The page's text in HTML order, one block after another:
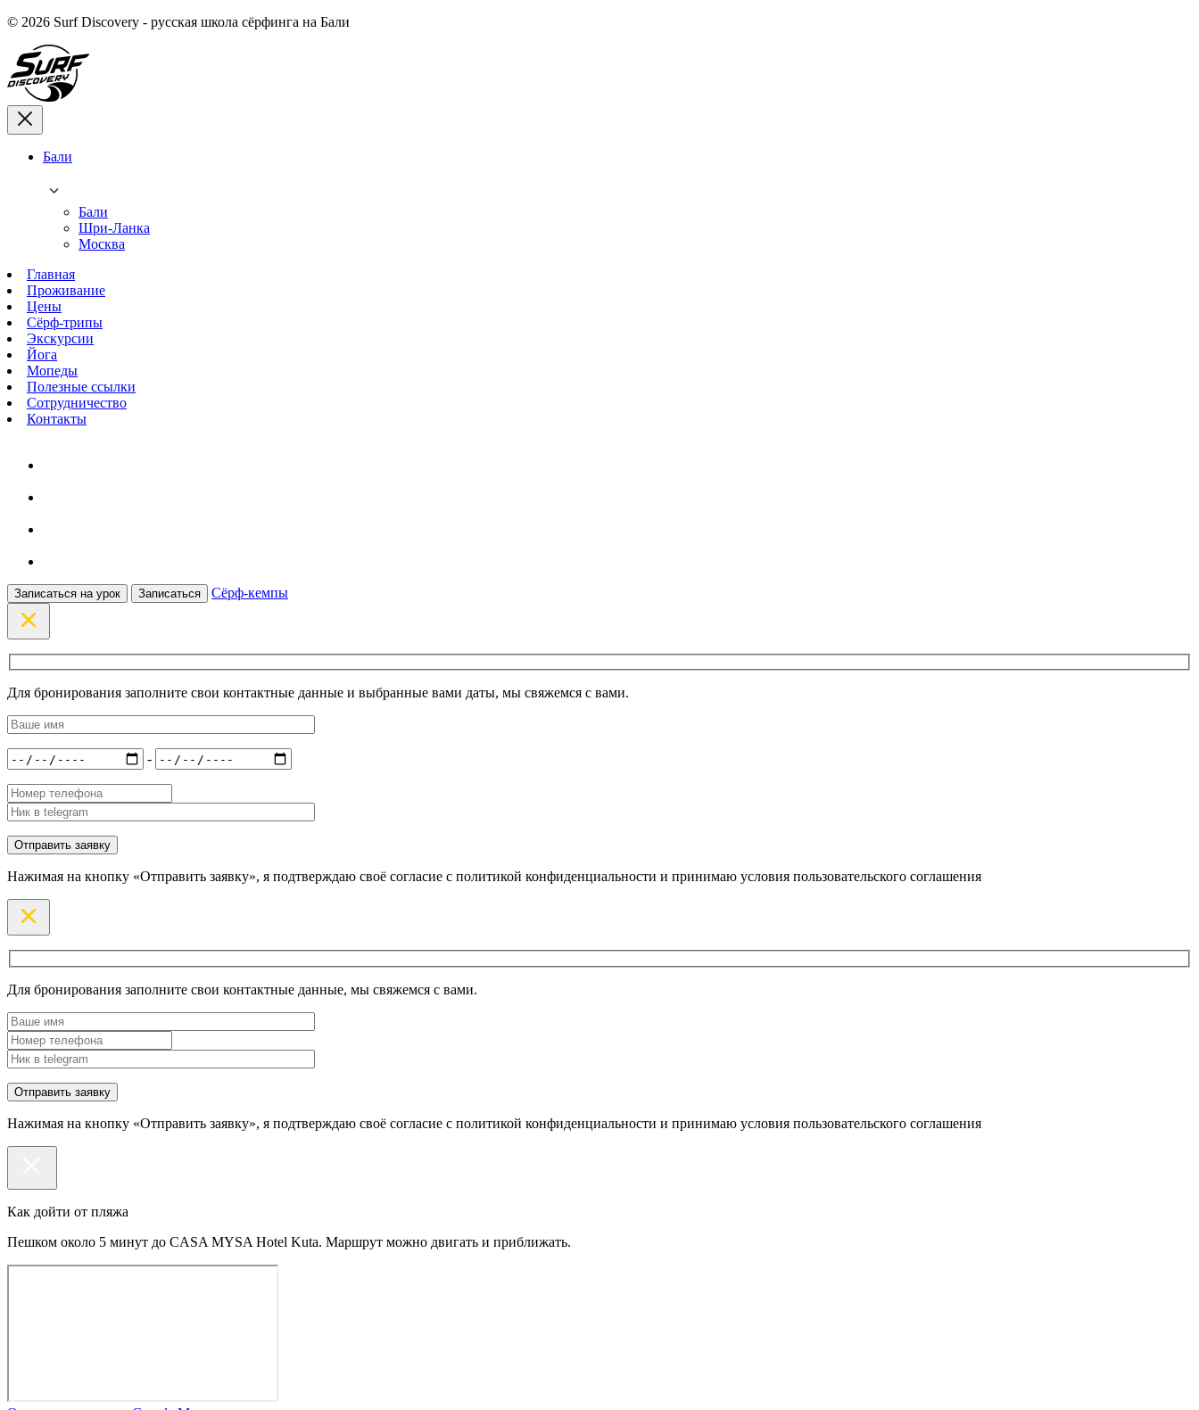
© 2026 Surf Discovery - русская школа сёрфинга на Бали
Бали
Бали
Шри-Ланка
Москва
Главная
Проживание
Цены
Сёрф-трипы
Экскурсии
Йога
Мопеды
Полезные ссылки
Сотрудничество
Контакты
Записаться на урок Записаться Сёрф-кемпы
Для бронирования заполните свои контактные данные и выбранные вами даты, мы свяжемся с вами.
-
Нажимая на кнопку «Отправить заявку», я подтверждаю своё согласие с политикой конфиденциальности и принимаю условия пользовательского соглашения
Для бронирования заполните свои контактные данные, мы свяжемся с вами.
Нажимая на кнопку «Отправить заявку», я подтверждаю своё согласие с политикой конфиденциальности и принимаю условия пользовательского соглашения
Как дойти от пляжа
Пешком около 5 минут до CASA MYSA Hotel Kuta. Маршрут можно двигать и приближать.